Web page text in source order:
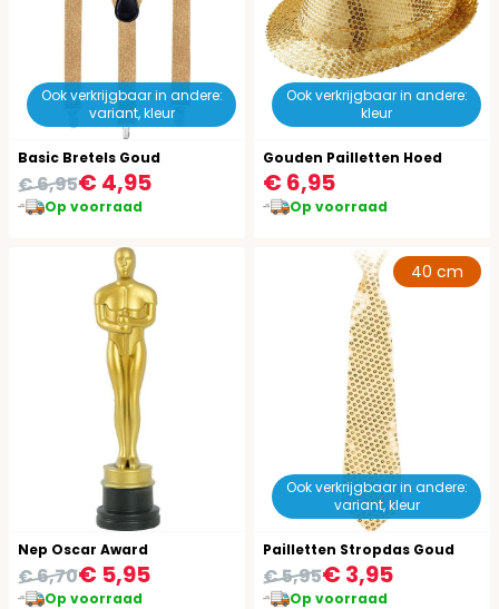
Ook verkrijgbaar in andere:
variant, kleur
Basic Bretels Goud
€ 4,95
€ 6,95
Op voorraad
Ook verkrijgbaar in andere:
kleur
Gouden Pailletten Hoed
€ 6,95
Op voorraad
Nep Oscar Award
€ 5,95
€ 6,70
Op voorraad
Ook verkrijgbaar in andere:
variant, kleur
40 cm
Pailletten Stropdas Goud
€ 3,95
€ 5,95
Op voorraad